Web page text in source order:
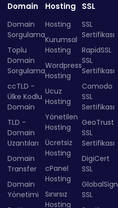
Domain
Domain
Sorgulama
Toplu
Domain
Sorgulama
ccTLD -
Ülke Kodlu
Domain
TLD -
Domain
Uzantıları
Domain
Transfer
Domain
Yönetimi
Hosting
Hosting
Kurumsal
Hosting
Wordpress
Hosting
Ucuz
Hosting
Yönetilen
Hosting
Ücretsiz
Hosting
cPanel
Hosting
Sınırsız
Hosting
SSL
SSL
Sertifikası
RapidSSL
SSL
Sertifikası
Comodo
SSL
Sertifikası
GeoTrust
SSL
Sertifikası
DigiCert
SSL
GlobalSign
SSL